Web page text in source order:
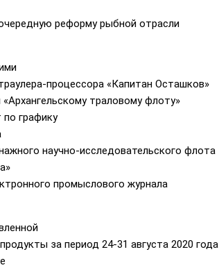
реформу рыбной отрасли
процессора «Капитан Осташков»
траловому флоту»
графику
научно-исследовательского флота
промыслового журнала
за период 24-31 августа 2020 года